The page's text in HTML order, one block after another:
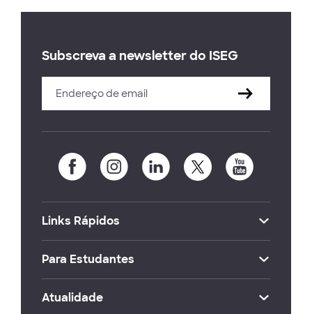
Subscreva a newsletter do ISEG
Links Rápidos
Para Estudantes
Atualidade